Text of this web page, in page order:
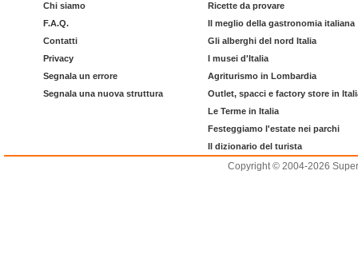
Chi siamo
F.A.Q.
Contatti
Privacy
Segnala un errore
Segnala una nuova struttura
Ricette da provare
Il meglio della gastronomia italiana
Gli alberghi del nord Italia
I musei d'Italia
Agriturismo in Lombardia
Outlet, spacci e factory store in
Le Terme in Italia
Festeggiamo l'estate nei parchi
Il dizionario del turista
Copyright © 2004-2026